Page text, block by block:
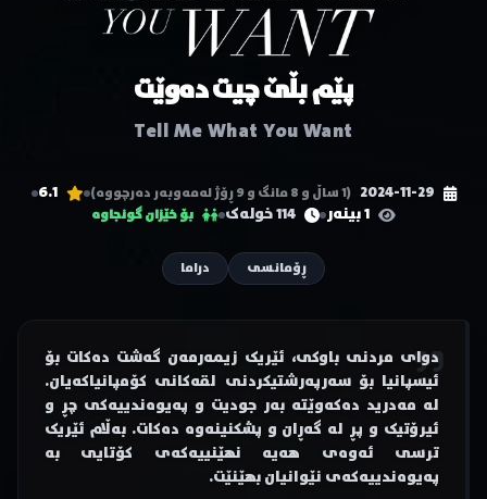
پێم بڵێ چیت دەوێت
Tell Me What You Want
2024-11-29 (1 ساڵ و 8 مانگ و 9 ڕۆژ لەمەوبەر دەرچووە)
6.1
1 بینەر
114 خولەک بۆ خێزان گونجاوە
ڕۆمانسی دراما
دوای مردنی باوکی، ئێریک زیمەرمەن گەشت دەکات بۆ
ئیسپانیا بۆ سەرپەرشتیکردنی لقەکانی کۆمپانیاکەیان.
لە مەدرید دەکەوێتە بەر جودیت و پەیوەندییەکی چڕ و
ئیرۆتیک و پڕ لە گەڕان و پشکنینەوە دەکات. بەڵام ئێریک
ترسی ئەوەی هەیە نهێنییەکەی کۆتایی بە
پەیوەندییەکەی نێوانیان بهێنێت.